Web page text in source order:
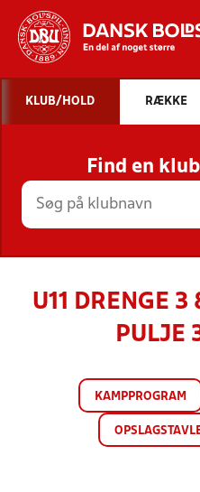
STILLINGER,
KLUB/HOLD RÆKKE
Find en
U11 DRENGE
PULJE
KAMPPROGRAM